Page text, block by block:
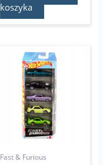
koszyka
Fast & Furious